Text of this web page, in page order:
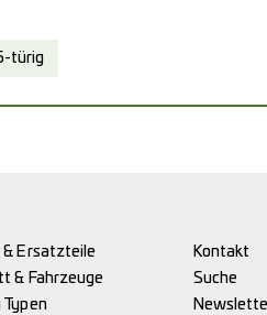
türig
& Ersatzteile
& Fahrzeuge
Typen
Kontakt
Suche